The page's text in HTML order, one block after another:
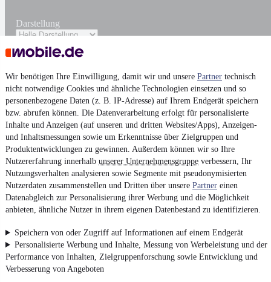
Wir benötigen Ihre Einwilligung, damit wir und unsere Partner technisch
nicht notwendige Cookies und ähnliche Technologien einsetzen und so
personenbezogene Daten (z. B. IP-Adresse) auf Ihrem Endgerät speichern
bzw. abrufen können. Die Datenverarbeitung erfolgt für personalisierte
Inhalte und Anzeigen (auf unseren und dritten Websites/Apps), Anzeigen-
und Inhaltsmessungen sowie um Erkenntnisse über Zielgruppen und
Produktentwicklungen zu gewinnen. Außerdem können wir so Ihre
Nutzererfahrung innerhalb unserer Unternehmensgruppe verbessern, Ihr
Nutzungsverhalten analysieren sowie Segmente mit pseudonymisierten
Nutzerdaten zusammenstellen und Dritten über unsere Partner einen
Datenabgleich zur Personalisierung ihrer Werbung und die Möglichkeit
anbieten, ähnliche Nutzer in ihrem eigenen Datenbestand zu identifizieren.
Speichern von oder Zugriff auf Informationen auf einem Endgerät
Personalisierte Werbung und Inhalte, Messung von Werbeleistung und der
Performance von Inhalten, Zielgruppenforschung sowie Entwicklung und
Verbesserung von Angeboten
Darstellung